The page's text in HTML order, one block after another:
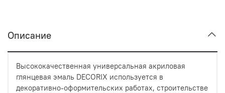
Описание
Высококачественная универсальная акриловая
глянцевая эмаль DECORIX используется в
декоративно-оформительских работах, строительстве